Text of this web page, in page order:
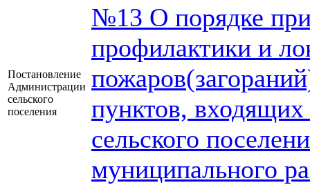
Постановление
Администрации
сельского
поселения
№13 О порядке
профилактики и
пунктов, входящих
сельского
муниципального